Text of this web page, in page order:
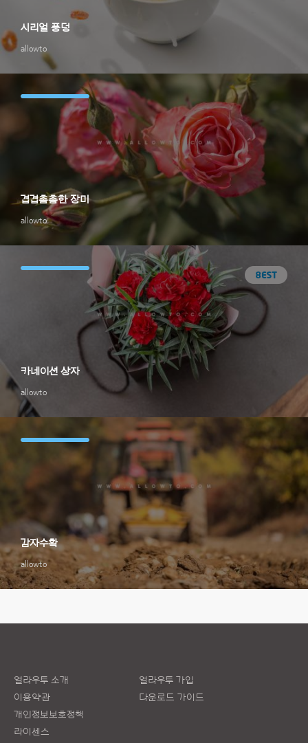
allowto
시리얼 풍덩
allowto
겹겹촘촘한 장미
allowto
카네이션 상자
allowto
감자수확
얼라우투 소개
이용약관
개인정보보호정책
라이센스
얼라우투 가입
다운로드 가이드